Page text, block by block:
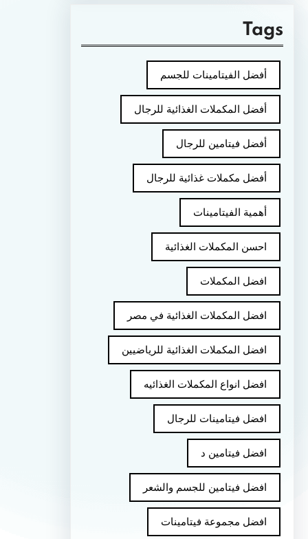
Tags
أفضل الفيتامينات للجسم
أفضل المكملات الغذائية للرجال
أفضل فيتامين للرجال
أفضل مكملات غذائية للرجال
أهمية الفيتامينات
احسن المكملات الغذائية
افضل المكملات
افضل المكملات الغذائية في مصر
افضل المكملات الغذائية للرياضيين
افضل انواع المكملات الغذائيه
افضل فيتامينات للرجال
افضل فيتامين د
افضل فيتامين للجسم والشعر
افضل مجموعة فيتامينات